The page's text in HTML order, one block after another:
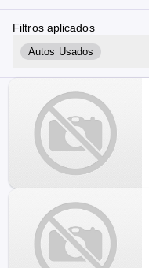
Filtros aplicados
Autos Usados